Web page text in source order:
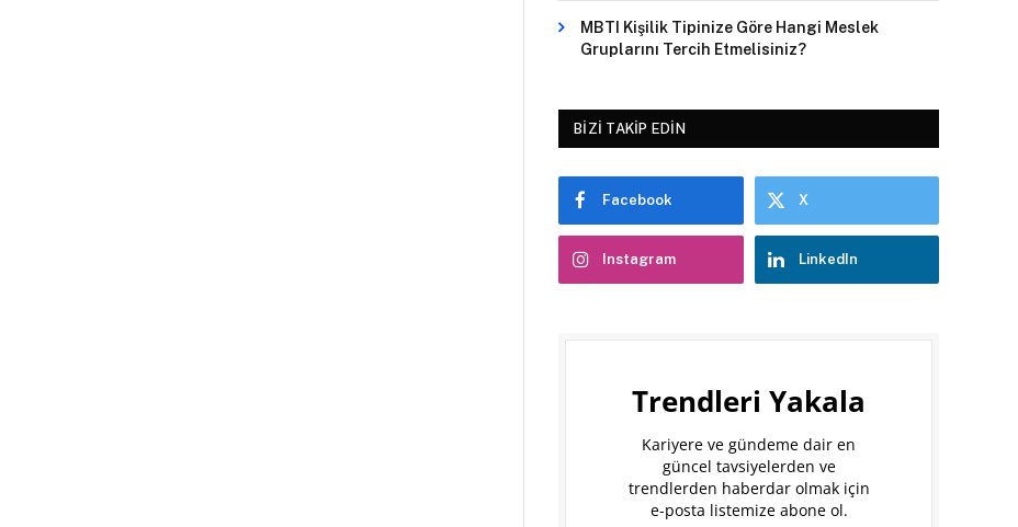
MBTI Kişilik Tipinize Göre Hangi Meslek
Gruplarını Tercih Etmelisiniz?
BIZI TAKIP EDIN
Facebook X
Instagram LinkedIn
Trendleri Yakala
Kariyere ve gündeme dair en
güncel tavsiyelerden ve
trendlerden haberdar olmak için
e-posta listemize abone ol.